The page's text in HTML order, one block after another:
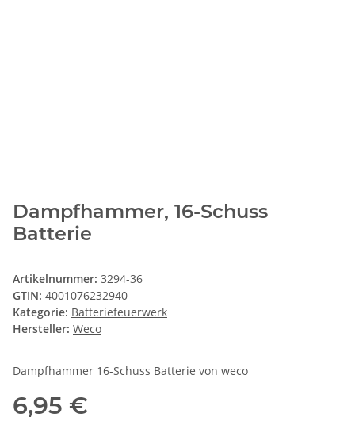
Dampfhammer, 16-Schuss
Batterie
Artikelnummer: 3294-36
GTIN: 4001076232940
Kategorie: Batteriefeuerwerk
Hersteller: Weco
Dampfhammer 16-Schuss Batterie von weco
6,95 €